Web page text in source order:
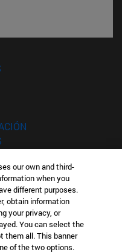
en nueva ventana)
our own and third-
when you
different purposes.
obtain information
your privacy, or
You can select the
them all. This banner
of the two options.